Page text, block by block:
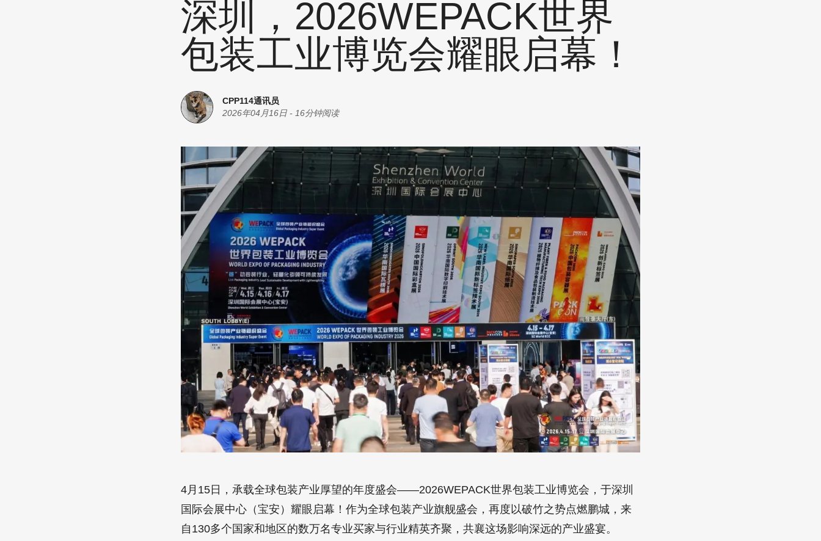
其他
深圳，2026WEPACK世界
包装工业博览会耀眼启幕！
CPP114通讯员
2026年04月16日- 16分钟阅读
4月15日，承载全球包装产业厚望的年度盛会——2026WEPACK世界包装工业博览会，于深圳
国际会展中心（宝安）耀眼启幕！作为全球包装产业旗舰盛会，再度以破竹之势点燃鹏城，来
自130多个国家和地区的数万名专业买家与行业精英齐聚，共襄这场影响深远的产业盛宴。